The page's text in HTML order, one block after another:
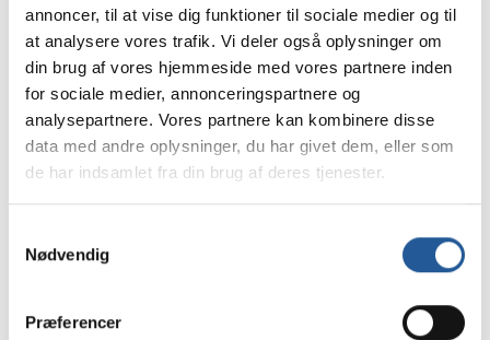
annoncer, til at vise dig funktioner til sociale medier og til
at analysere vores trafik. Vi deler også oplysninger om
din brug af vores hjemmeside med vores partnere inden
for sociale medier, annonceringspartnere og
analysepartnere. Vores partnere kan kombinere disse
data med andre oplysninger, du har givet dem, eller som
de har indsamlet fra din brug af deres tjenester.
Nødvendig
Præferencer
Dit navn*
Din email*